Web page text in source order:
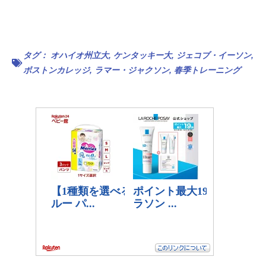
タグ： オハイオ州立大, ケンタッキー大, ジェコブ・イーソン,
ボストンカレッジ, ラマー・ジャクソン, 春季トレーニング